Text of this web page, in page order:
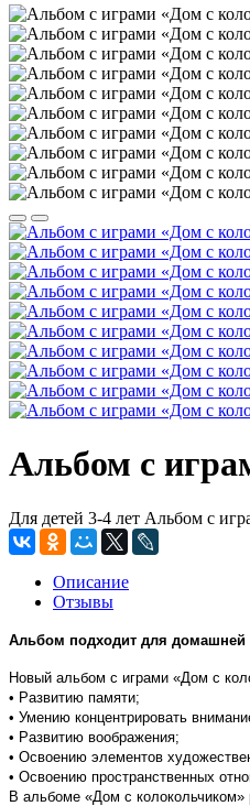
Альбом с
Для детей 3-4 лет Альбом с
Описание
Отзывы
Альбом подходит для домашней
Новый альбом с играми «Дом с
• Развитию памяти;
• Умению концентрировать
• Развитию воображения;
• Освоению элементов
• Освоению пространственных
В альбоме «Дом с колокольчиком»